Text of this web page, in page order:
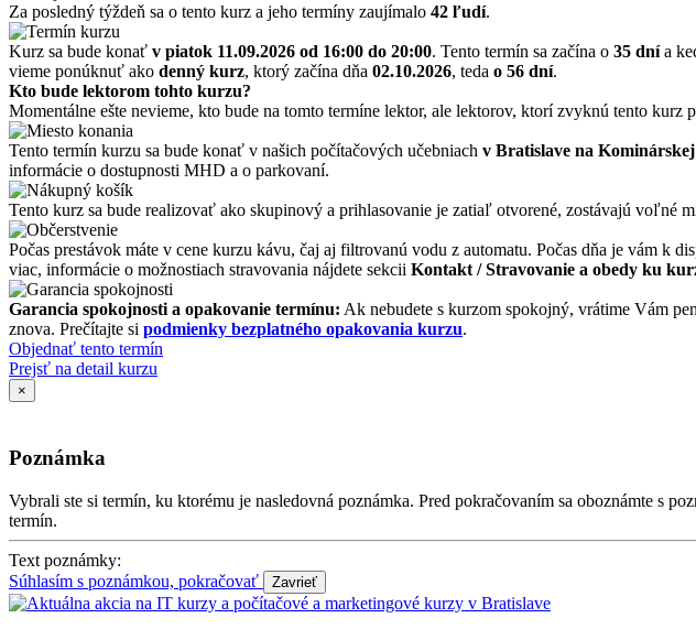
Za posledný týždeň sa o tento kurz a jeho termíny zaujímalo 42 ľudí.
Kurz sa bude konať v piatok 11.09.2026 od 16:00 do 20:00. Tento termín sa začína o 35 dnía
vieme ponúknuť ako denný kurz, ktorý začína dňa 02.10.2026, teda o 56 dní.
Kto bude lektorom tohto kurzu?
Momentálne ešte nevieme, kto bude na tomto termíne lektor, ale lektorov, ktorí zvyknú tento kurz
Tento termín kurzu sa bude konať v našich počítačových učebniach v Bratislave na
informácie o dostupnosti MHD a o parkovaní.
Tento kurz sa bude realizovať ako skupinový a prihlasovanie je zatiaľ otvorené, zostávajú voľné
Počas prestávok máte v cene kurzu kávu, čaj aj filtrovanú vodu z automatu. Počas dňa je vám k
viac, informácie o možnostiach stravovania nájdete sekcii Kontakt / Stravovanie a obedy ku
Garancia spokojnosti a opakovanie termínu: Ak nebudete s kurzom spokojný, vrátime Vám
znova. Prečítajte si podmienky bezplatného opakovania kurzu.
Objednať tento termín
Prejsť na detail kurzu
×
Poznámka
Vybrali ste si termín, ku ktorému je nasledovná poznámka. Pred pokračovaním sa oboznámte s
termín.
Text poznámky:
Súhlasím s poznámkou, pokračovať